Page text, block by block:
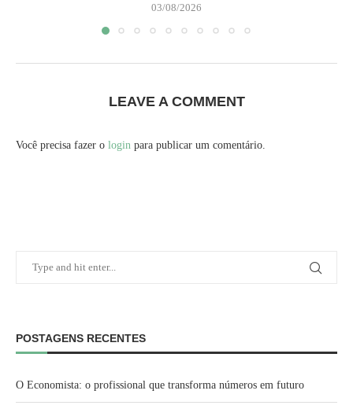
03/08/2026
LEAVE A COMMENT
Você precisa fazer o login para publicar um comentário.
POSTAGENS RECENTES
O Economista: o profissional que transforma números em futuro